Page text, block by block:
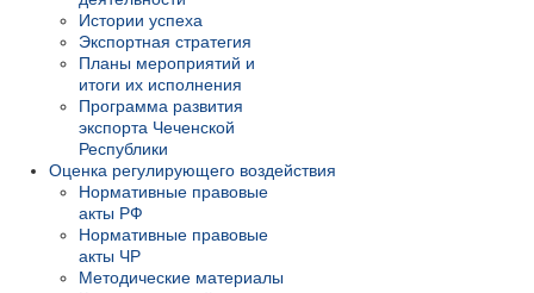
Истории успеха
Экспортная стратегия
Планы мероприятий и
итоги их исполнения
Программа развития
экспорта Чеченской
Республики
Оценка регулирующего воздействия
Нормативные правовые
акты РФ
Нормативные правовые
акты ЧР
Методические материалы